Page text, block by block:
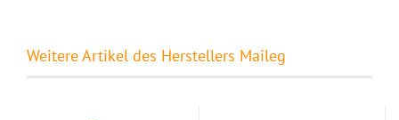
Weitere Artikel des Herstellers Maileg